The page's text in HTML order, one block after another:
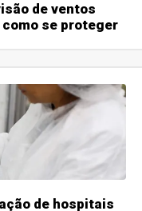
de ventos
se proteger
de hospitais